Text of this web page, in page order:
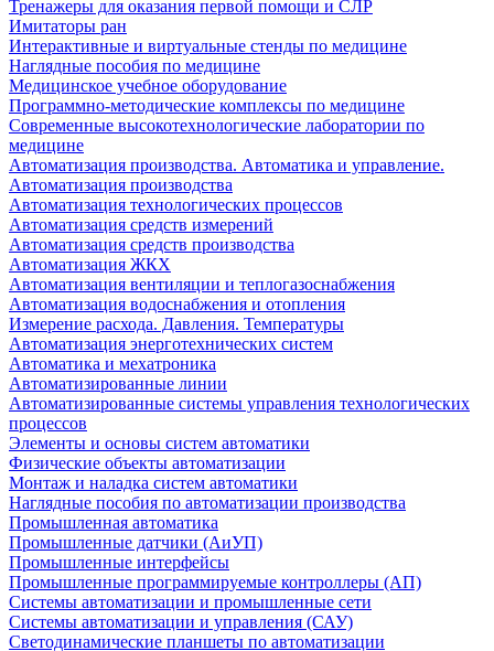
Тренажеры для оказания первой помощи и СЛР
Имитаторы ран
Интерактивные и виртуальные стенды по медицине
Наглядные пособия по медицине
Медицинское учебное оборудование
Программно-методические комплексы по медицине
Современные высокотехнологические лаборатории по
медицине
Автоматизация производства. Автоматика и управление.
Автоматизация производства
Автоматизация технологических процессов
Автоматизация средств измерений
Автоматизация средств производства
Автоматизация ЖКХ
Автоматизация вентиляции и теплогазоснабжения
Автоматизация водоснабжения и отопления
Измерение расхода. Давления. Температуры
Автоматизация энерготехнических систем
Автоматика и мехатроника
Автоматизированные линии
Автоматизированные системы управления технологических
процессов
Элементы и основы систем автоматики
Физические объекты автоматизации
Монтаж и наладка систем автоматики
Наглядные пособия по автоматизации производства
Промышленная автоматика
Промышленные датчики (АиУП)
Промышленные интерфейсы
Промышленные программируемые контроллеры (АП)
Системы автоматизации и промышленные сети
Системы автоматизации и управления (САУ)
Светодинамические планшеты по автоматизации